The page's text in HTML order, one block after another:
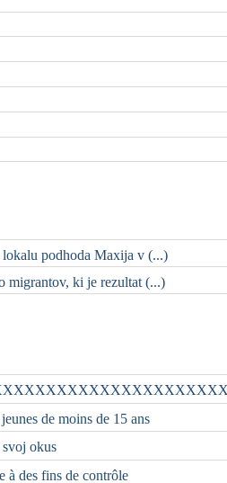
podhoda Maxija v (...)
migrantov, ki je rezultat (...)
de moins de 15 ans
okus
à des fins de contrôle